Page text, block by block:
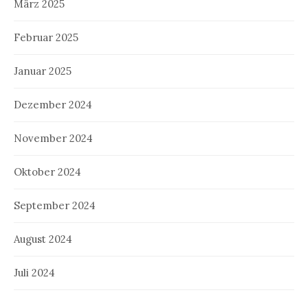
März 2025
Februar 2025
Januar 2025
Dezember 2024
November 2024
Oktober 2024
September 2024
August 2024
Juli 2024